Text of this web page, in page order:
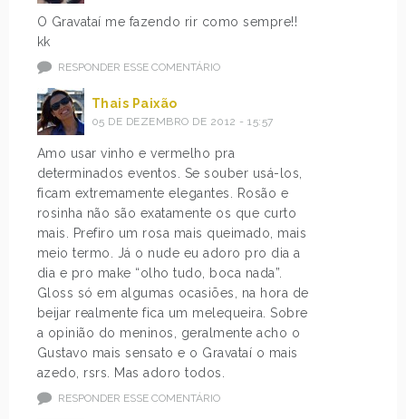
O Gravataí me fazendo rir como sempre!!
kk
RESPONDER ESSE COMENTÁRIO
Thais Paixão
05 DE DEZEMBRO DE 2012 - 15:57
Amo usar vinho e vermelho pra
determinados eventos. Se souber usá-los,
ficam extremamente elegantes. Rosão e
rosinha não são exatamente os que curto
mais. Prefiro um rosa mais queimado, mais
meio termo. Já o nude eu adoro pro dia a
dia e pro make “olho tudo, boca nada”.
Gloss só em algumas ocasiões, na hora de
beijar realmente fica um melequeira. Sobre
a opinião do meninos, geralmente acho o
Gustavo mais sensato e o Gravataí o mais
azedo, rsrs. Mas adoro todos.
RESPONDER ESSE COMENTÁRIO